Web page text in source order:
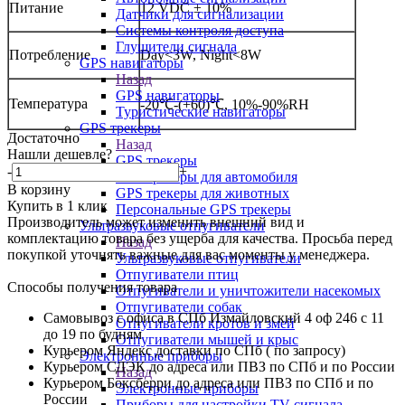
Датчики для сигнализации
Системы контроля доступа
Глушители сигнала
GPS навигаторы
Назад
GPS навигаторы
Туристические навигаторы
GPS трекеры
Назад
GPS трекеры
GPS трекеры для автомобиля
GPS трекеры для животных
Персональные GPS трекеры
Ультразвуковые отпугиватели
Назад
Ультразвуковые отпугиватели
Отпугиватели птиц
Отпугиватели и уничтожители насекомых
Отпугиватели собак
Отпугиватели кротов и змей
Отпугиватели мышей и крыс
Электронные приборы
Назад
Электронные приборы
Питание 12 VDC ± 10%
Потребление Day<3W, Night<8W
Температура -20℃-(+60)℃, 10%-90%RH
Достаточно
Нашли дешевле?
-
+
В корзину
Купить в 1 клик
Производитель может изменить внешний вид и
комплектацию товара без ущерба для качества. Просьба перед
покупкой уточнять важные для вас моменты у менеджера.
Способы получения товара
Самовывоз с офиса в СПб Измайловский 4 оф 246 с 11
до 19 по будням
Курьером Яндекс доставки по СПб ( по запросу)
Курьером СДЭК до адреса или ПВЗ по СПб и по России
Курьером Боксберри до адреса или ПВЗ по СПб и по
России